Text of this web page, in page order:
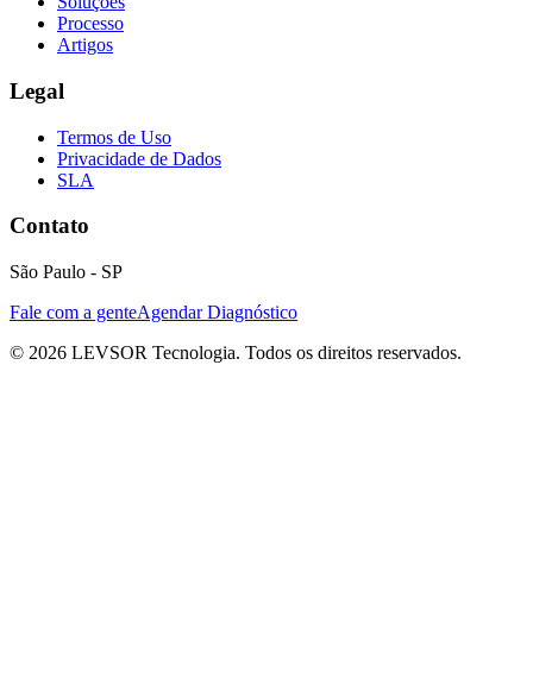
Processo
Artigos
Legal
Termos de Uso
Privacidade de Dados
SLA
Contato
São Paulo - SP
Fale com a genteAgendar Diagnóstico
© 2026 LEVSOR Tecnologia. Todos os direitos reservados.